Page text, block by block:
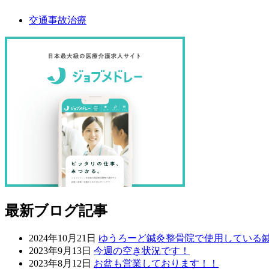
交通事故治療
最新ブログ記事
2024年10月21日 ゆうろーど鍼灸整骨院で使用している
2023年9月13日 今週の空き状況です！
2023年8月12日 お盆も営業しております！！